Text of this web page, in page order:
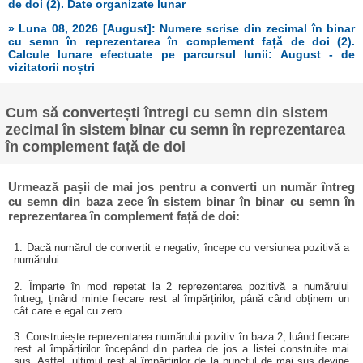
de doi (2). Date organizate lunar
» Luna 08, 2026 [August]: Numere scrise din zecimal în binar
cu semn în reprezentarea în complement față de doi (2).
Calcule lunare efectuate pe parcursul lunii: August - de
vizitatorii noștri
Cum să convertești întregi cu semn din sistem
zecimal în sistem binar cu semn în reprezentarea
în complement față de doi
Urmează pașii de mai jos pentru a converti un număr întreg
cu semn din baza zece în sistem binar în binar cu semn în
reprezentarea în complement față de doi:
1. Dacă numărul de convertit e negativ, începe cu versiunea pozitivă a
numărului.
2. Împarte în mod repetat la 2 reprezentarea pozitivă a numărului
întreg, ținând minte fiecare rest al împărțirilor, până când obținem un
cât care e egal cu zero.
3. Construiește reprezentarea numărului pozitiv în baza 2, luând fiecare
rest al împărțirilor începând din partea de jos a listei construite mai